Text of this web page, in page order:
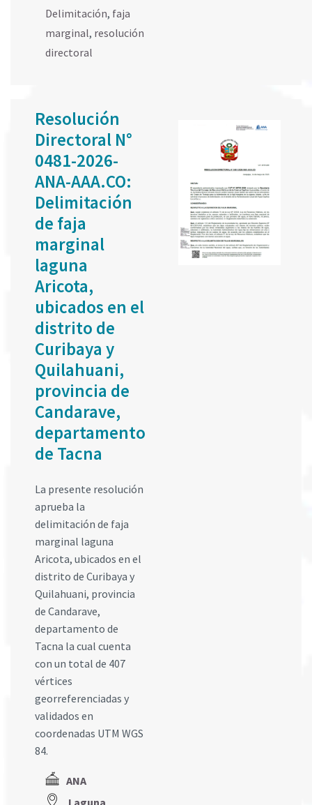
Delimitación, faja
marginal, resolución
directoral
Resolución
Directoral N°
0481-2026-
ANA-AAA.CO:
Delimitación
de faja
marginal
laguna
Aricota,
ubicados en el
distrito de
Curibaya y
Quilahuani,
provincia de
Candarave,
departamento
de Tacna
La presente resolución
aprueba la
delimitación de faja
marginal laguna
Aricota, ubicados en el
distrito de Curibaya y
Quilahuani, provincia
de Candarave,
departamento de
Tacna la cual cuenta
con un total de 407
vértices
georreferenciadas y
validados en
coordenadas UTM WGS
84.
ANA